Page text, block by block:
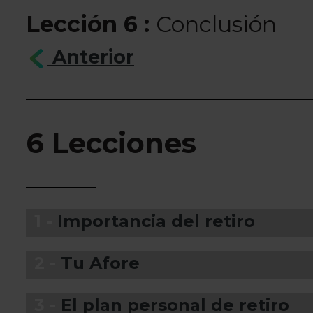
Lección 6 : Conclusión
Anterior
6 Lecciones
Importancia del retiro
Tu Afore
El plan personal de retiro